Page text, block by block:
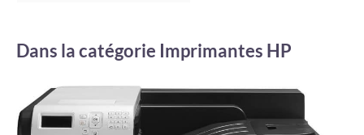
Dans la catégorie Imprimantes HP